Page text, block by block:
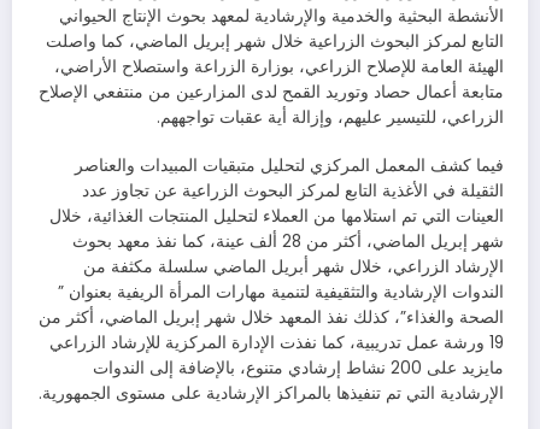
الأنشطة البحثية والخدمية والإرشادية لمعهد بحوث الإنتاج الحيواني
التابع لمركز البحوث الزراعية خلال شهر إبريل الماضي، كما واصلت
الهيئة العامة للإصلاح الزراعي، بوزارة الزراعة واستصلاح الأراضي،
متابعة أعمال حصاد وتوريد القمح لدى المزارعين من منتفعي الإصلاح
الزراعي، للتيسير عليهم، وإزالة أية عقبات تواجههم.
فيما كشف المعمل المركزي لتحليل متبقيات المبيدات والعناصر
الثقيلة في الأغذية التابع لمركز البحوث الزراعية عن تجاوز عدد
العينات التي تم استلامها من العملاء لتحليل المنتجات الغذائية، خلال
شهر إبريل الماضي، أكثر من 28 ألف عينة، كما نفذ معهد بحوث
الإرشاد الزراعي، خلال شهر أبريل الماضي سلسلة مكثفة من
الندوات الإرشادية والتثقيفية لتنمية مهارات المرأة الريفية بعنوان ”
الصحة والغذاء”، كذلك نفذ المعهد خلال شهر إبريل الماضي، أكثر من
19 ورشة عمل تدريبية، كما نفذت الإدارة المركزية للإرشاد الزراعي
مايزيد على 200 نشاط إرشادي متنوع، بالإضافة إلى الندوات
الإرشادية التي تم تنفيذها بالمراكز الإرشادية على مستوى الجمهورية.